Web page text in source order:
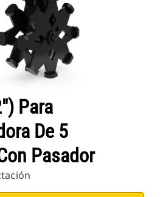
Para
De 5
Pasador